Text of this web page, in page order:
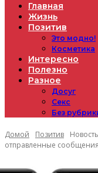
Главная
Жизнь
Позитив
Это модно!
Косметика
Интересно
Полезно
Разное
Досуг
Секс
Без
Домой Позитив
отправленные сообщения